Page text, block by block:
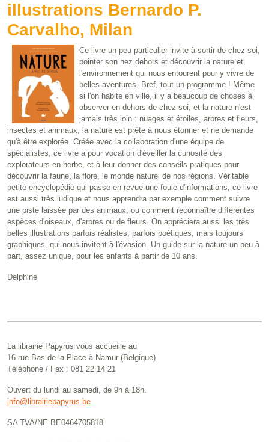
illustrations Bernardo P.
Carvalho, Milan
Ce livre un peu particulier invite à sortir de chez soi,
pointer son nez dehors et découvrir la nature et
l'environnement qui nous entourent pour y vivre de
belles aventures. Bref, tout un programme ! Même
si l'on habite en ville, il y a beaucoup de choses à
observer en dehors de chez soi, et la nature n'est
jamais très loin : nuages et étoiles, arbres et fleurs,
insectes et animaux, la nature est prête à nous étonner et ne demande
qu'à être explorée. Créée avec la collaboration d'une équipe de
spécialistes, ce livre a pour vocation d'éveiller la curiosité des
explorateurs en herbe, et à leur donner des conseils pratiques pour
découvrir la faune, la flore, le monde naturel de nos régions. Véritable
petite encyclopédie qui passe en revue une foule d'informations, ce livre
est aussi très ludique et nous apprendra par exemple comment suivre
une piste laissée par des animaux, ou comment reconnaître différentes
espèces d'oiseaux, d'arbres ou de fleurs. On appréciera aussi les très
belles illustrations parfois réalistes, parfois poétiques, mais toujours
graphiques, qui nous invitent à l'évasion. Un guide sur la nature un peu à
part, assez unique, pour les enfants à partir de 10 ans.
Delphine
La librairie Papyrus vous accueille au
16 rue Bas de la Place à Namur (Belgique)
Téléphone / Fax : 081 22 14 21
Ouvert du lundi au samedi, de 9h à 18h.
info@librairiepapyrus.be
SA TVA/NE BE0464705818